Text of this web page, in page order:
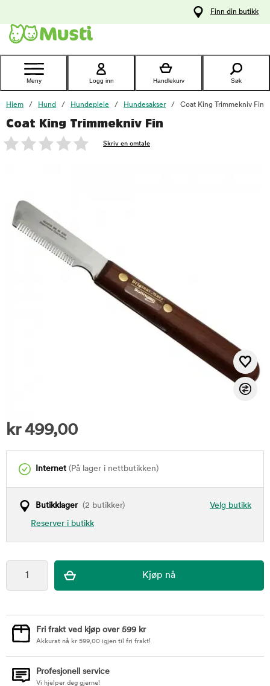
Kontakt
kundeservice
Finn din butikk
Meny Logg inn Handlekurv Søk
Hjem Hund Hundepleie Hundesakser Coat King Trimmekniv Fin
Coat King Trimmekniv Fin
Skriv en omtale
kr 499,00
Internet (På lager i nettbutikken)
Velg butikk
Butikklager(2 butikker)
Reserver i butikk
foo
Fri frakt ved kjøp over 599 kr
Akkurat nå kr 599,00 igjen til fri frakt!
Profesjonell service
Vi hjelper deg gjerne!